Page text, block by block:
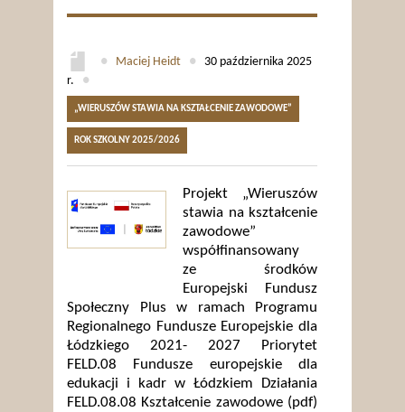
● Maciej Heidt ●
30 października 2025
r.
●
„WIERUSZÓW STAWIA NA KSZTAŁCENIE ZAWODOWE”
ROK SZKOLNY 2025/2026
Projekt „Wieruszów
stawia na kształcenie
zawodowe”
współfinansowany
ze środków
Europejski Fundusz
Społeczny Plus w ramach Programu
Regionalnego Fundusze Europejskie dla
Łódzkiego 2021- 2027 Priorytet
FELD.08 Fundusze europejskie dla
edukacji i kadr w Łódzkiem Działania
FELD.08.08 Kształcenie zawodowe (pdf)